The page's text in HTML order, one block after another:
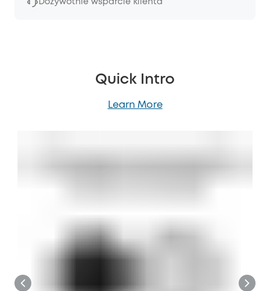
Dożywotnie wsparcie klienta
Quick Intro
Learn More